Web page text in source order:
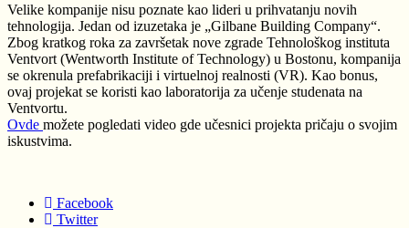
Velike kompanije nisu poznate kao lideri u prihvatanju novih
tehnologija. Jedan od izuzetaka je „Gilbane Building Company“.
Zbog kratkog roka za završetak nove zgrade Tehnološkog instituta
Ventvort (Wentworth Institute of Technology) u Bostonu, kompanija
se okrenula prefabrikaciji i virtuelnoj realnosti (VR). Kao bonus,
ovaj projekat se koristi kao laboratorija za učenje studenata na
Ventvortu.
Ovde možete pogledati video gde učesnici projekta pričaju o svojim
iskustvima.
Facebook
Twitter